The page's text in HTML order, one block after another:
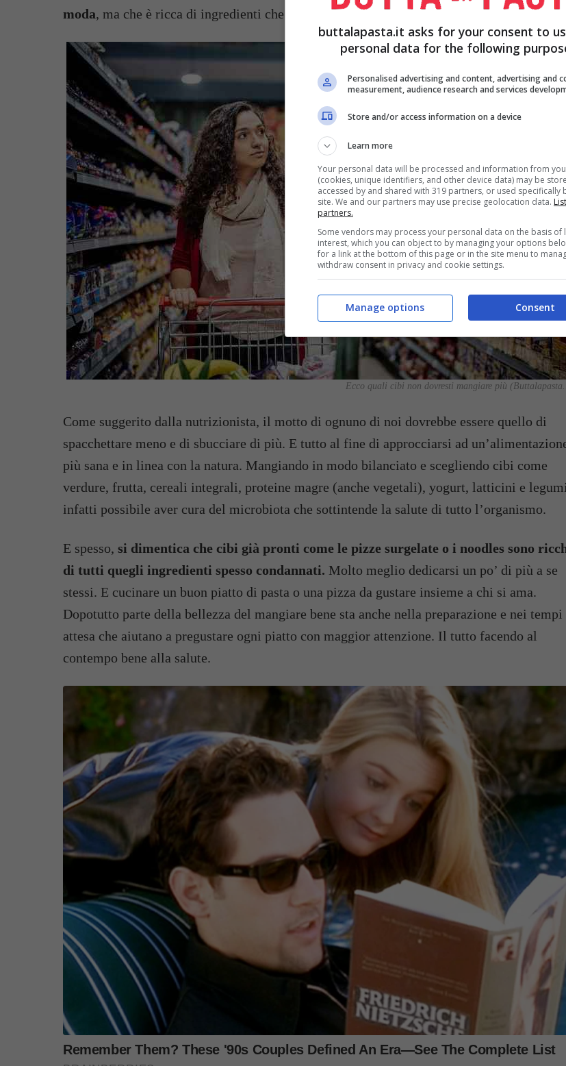
moda, ma che è ricca di ingredienti che fanno male alla salute.
Ecco quali cibi non dovresti mangiare più
Come suggerito dalla nutrizionista, il motto di ognuno di noi dovrebbe essere quello di
spacchettare meno e di sbucciare di più. E tutto al fine di approcciarsi ad
più sana e in linea con la natura. Mangiando in modo bilanciato e scegliendo cibi come
verdure, frutta, cereali integrali, proteine magre (anche vegetali), yogurt, latticini e
infatti possibile aver cura del microbiota che sottintende la salute di tutto l’organismo.
E spesso, si dimentica che cibi già pronti come le pizze surgelate o i noodles sono
di tutti quegli ingredienti spesso condannati. Molto meglio dedicarsi un po’ di più a se
stessi. E cucinare un buon piatto di pasta o una pizza da gustare insieme a chi si ama.
Dopotutto parte della bellezza del mangiare bene sta anche nella preparazione e nei tempi
attesa che aiutano a pregustare ogni piatto con maggior attenzione. Il tutto facendo al
contempo bene alla salute.
buttalapasta.it asks for your consent to
personal data for the following
Personalised advertising and content, advertising and
measurement, audience research and services
Store and/or access information on a device
Learn more
Your personal data will be processed and information from
(cookies, unique identifiers, and other device data) may be
accessed by and shared with 319 partners, or used specifically
site. We and our partners may use precise geolocation data.
partners.
Some vendors may process your personal data on the basis of
interest, which you can object to by managing your options
for a link at the bottom of this page or in the site menu to
withdraw consent in privacy and cookie settings.
Consent
Manage options